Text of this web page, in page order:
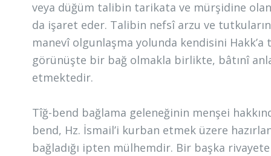
veya düğüm talibin tarikata ve mürşidine
da işaret eder. Talibin nefsî arzu ve
manevî olgunlaşma yolunda kendisini
görünüşte bir bağ olmakla birlikte, bâtınî
etmektedir.
Tîğ-bend bağlama geleneğinin menşei
bend, Hz. İsmail’i kurban etmek üzere
bağladığı ipten mülhemdir. Bir başka